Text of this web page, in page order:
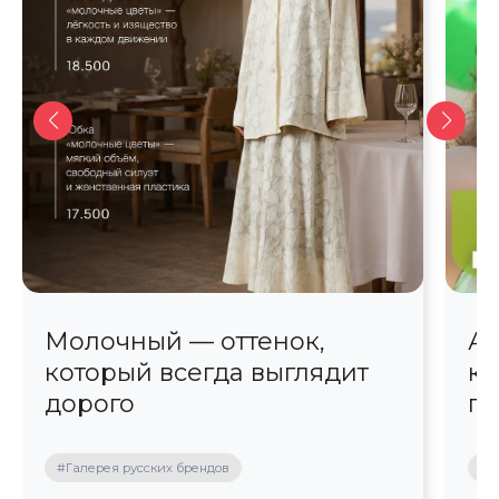
Молочный — оттенок,
который всегда выглядит
дорого
#Галерея русских брендов